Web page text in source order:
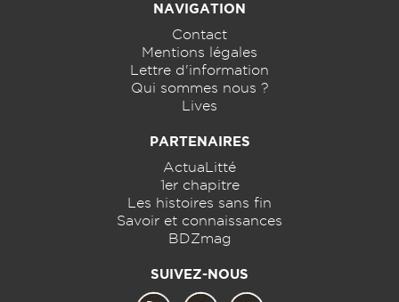
NAVIGATION
Contact
Mentions légales
Lettre d'information
Qui sommes nous ?
Lives
PARTENAIRES
ActuaLitté
1er chapitre
Les histoires sans fin
Savoir et connaissances
BDZmag
SUIVEZ-NOUS